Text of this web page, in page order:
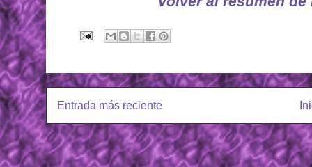
Entrada más reciente